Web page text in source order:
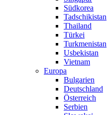
Südkorea
Tadschikistan
Thailand
Türkei
Turkmenistan
Usbekistan
Vietnam
Europa
Bulgarien
Deutschland
Österreich
Serbien